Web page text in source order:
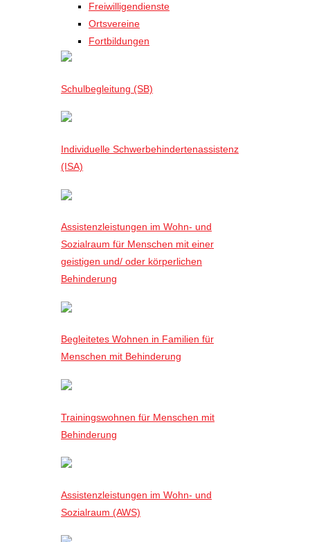
Freiwilligendienste
Ortsvereine
Fortbildungen
Schulbegleitung (SB)
Individuelle Schwerbehindertenassistenz
(ISA)
Assistenzleistungen im Wohn- und
Sozialraum für Menschen mit einer
geistigen und/ oder körperlichen
Behinderung
Begleitetes Wohnen in Familien für
Menschen mit Behinderung
Trainingswohnen für Menschen mit
Behinderung
Assistenzleistungen im Wohn- und
Sozialraum (AWS)